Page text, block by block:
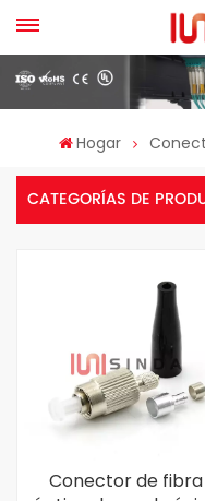
Hogar
CATEGORÍAS DE
Conector de fibra